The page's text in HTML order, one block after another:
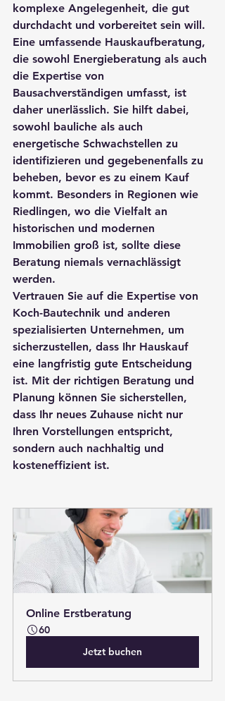
komplexe Angelegenheit, die gut
durchdacht und vorbereitet sein will.
Eine umfassende Hauskaufberatung,
die sowohl Energieberatung als auch
die Expertise von
Bausachverständigen umfasst, ist
daher unerlässlich. Sie hilft dabei,
sowohl bauliche als auch
energetische Schwachstellen zu
identifizieren und gegebenenfalls zu
beheben, bevor es zu einem Kauf
kommt. Besonders in Regionen wie
Riedlingen, wo die Vielfalt an
historischen und modernen
Immobilien groß ist, sollte diese
Beratung niemals vernachlässigt
werden.
Vertrauen Sie auf die Expertise von
Koch-Bautechnik und anderen
spezialisierten Unternehmen, um
sicherzustellen, dass Ihr Hauskauf
eine langfristig gute Entscheidung
ist. Mit der richtigen Beratung und
Planung können Sie sicherstellen,
dass Ihr neues Zuhause nicht nur
Ihren Vorstellungen entspricht,
sondern auch nachhaltig und
kosteneffizient ist.
Online Erstberatung
60
Jetzt buchen